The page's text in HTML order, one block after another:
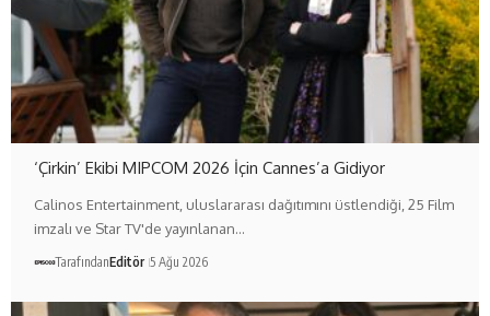
‘Çirkin’ Ekibi MIPCOM 2026 İçin Cannes’a Gidiyor
Calinos Entertainment, uluslararası dağıtımını üstlendiği, 25 Film
imzalı ve Star TV'de yayınlanan…
TarafındanEditör 5 Ağu 2026